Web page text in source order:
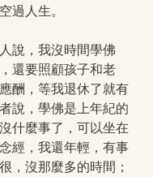
過人生。
，我沒時間學佛
還要照顧孩子和老
酬，等我退休了就有
說，學佛是上年紀的
什麼事了，可以坐在
經，我還年輕，有事
，沒那麼多的時間；